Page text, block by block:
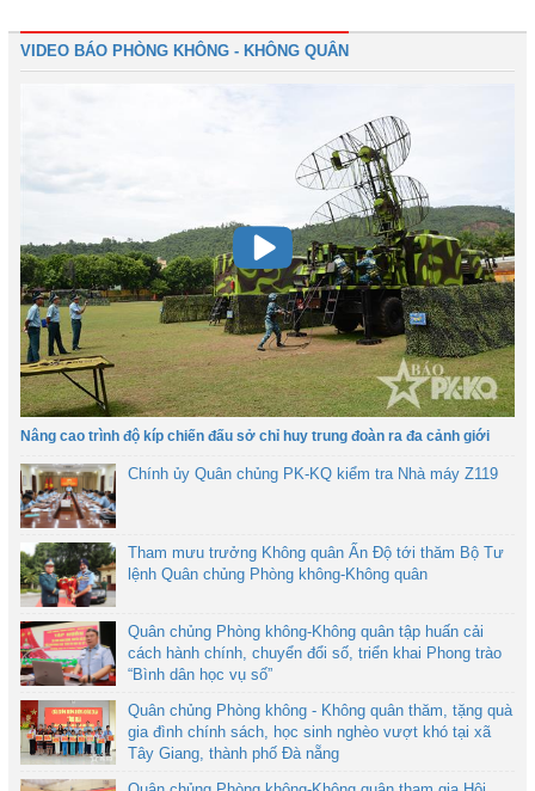
VIDEO BÁO PHÒNG KHÔNG - KHÔNG QUÂN
Nâng cao trình độ kíp chiến đấu sở chỉ huy trung đoàn ra đa cảnh giới
Chính ủy Quân chủng PK-KQ kiểm tra Nhà máy Z119
Tham mưu trưởng Không quân Ấn Độ tới thăm Bộ Tư
lệnh Quân chủng Phòng không-Không quân
Quân chủng Phòng không-Không quân tập huấn cải
cách hành chính, chuyển đổi số, triển khai Phong trào
“Bình dân học vụ số”
Quân chủng Phòng không - Không quân thăm, tặng quà
gia đình chính sách, học sinh nghèo vượt khó tại xã
Tây Giang, thành phố Đà nẵng